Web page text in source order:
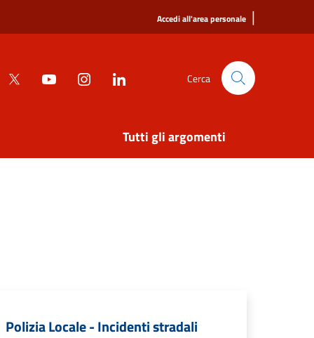
Accedi all'area personale |
Cerca
Tutti gli argomenti
Polizia Locale - Incidenti stradali